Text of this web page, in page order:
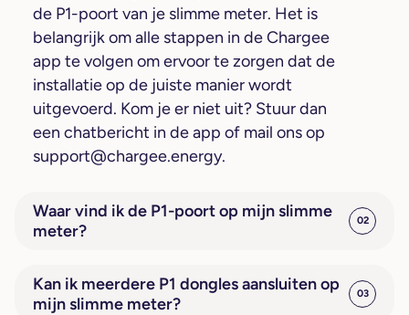
de P1-poort van je slimme meter. Het is
belangrijk om alle stappen in de Chargee
app te volgen om ervoor te zorgen dat de
installatie op de juiste manier wordt
uitgevoerd. Kom je er niet uit? Stuur dan
een chatbericht in de app of mail ons op
support@chargee.energy.
Waar vind ik de P1-poort op mijn slimme
meter?
02
Kan ik meerdere P1 dongles aansluiten op
mijn slimme meter?
03